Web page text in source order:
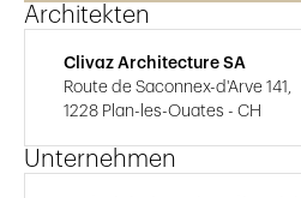
Architekten
Clivaz Architecture SA
Route de Saconnex-d'Arve 141,
1228 Plan-les-Ouates - CH
Unternehmen